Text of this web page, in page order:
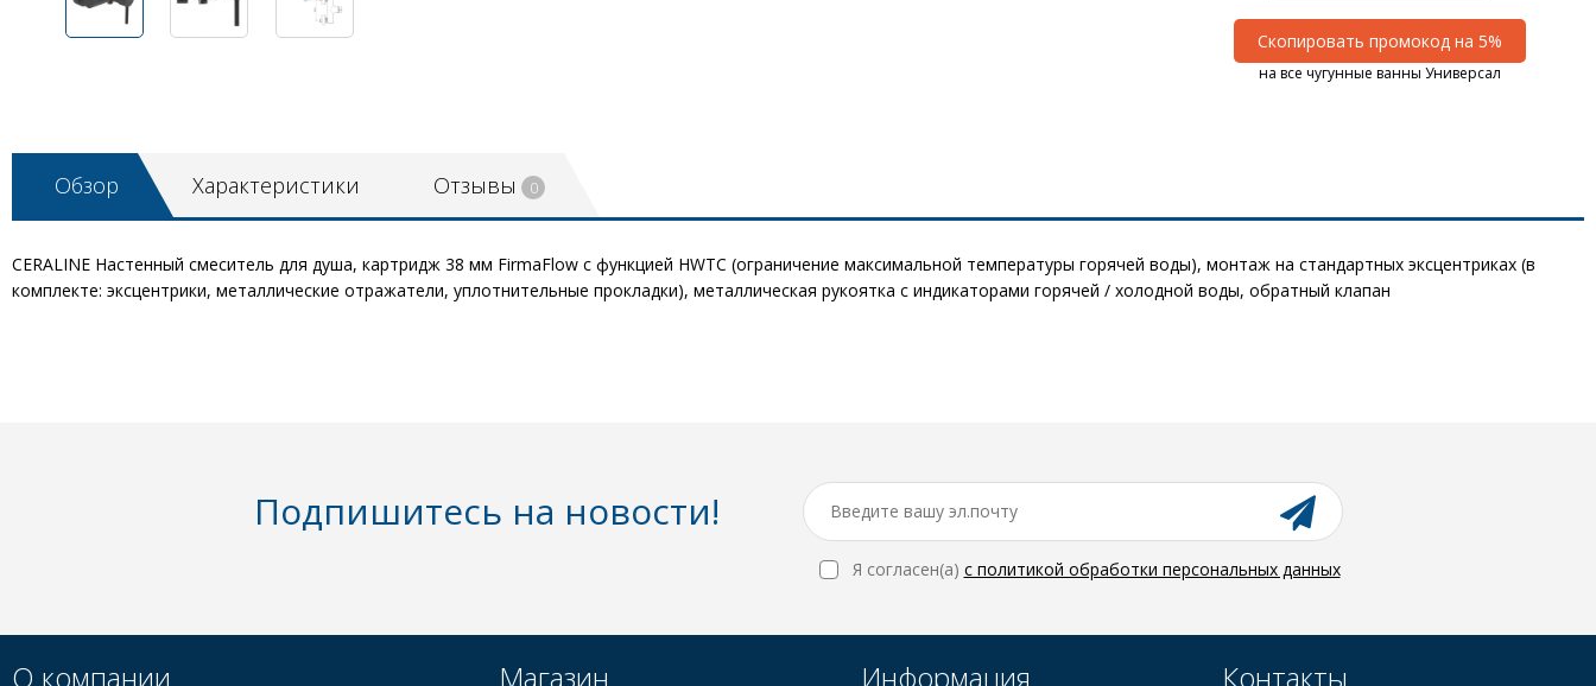
Скопировать промокод на 5%
на все чугунные ванны Универсал
Обзор Характеристики Отзывы 0
CERALINE Настенный смеситель для душа, картридж 38 мм FirmaFlow с функцией HWTC (ограничение максимальной температуры горячей воды), монтаж на стандартных эксцентриках (в
комплекте: эксцентрики, металлические отражатели, уплотнительные прокладки), металлическая рукоятка с индикаторами горячей / холодной воды, обратный клапан
Подпишитесь на новости!
Я согласен(a) с политикой обработки персональных данных
О компании Магазин Информация Контакты